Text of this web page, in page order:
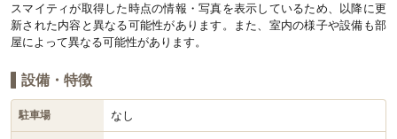
スマイティが取得した時点の情報・写真を表示しているため、以降に更
新された内容と異なる可能性があります。また、室内の様子や設備も部
屋によって異なる可能性があります。
設備・特徴
駐車場 なし